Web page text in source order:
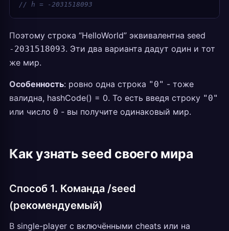
// h = -2031518093
Поэтому строка “HelloWorld” эквивалентна seed
-2031518093. Эти два варианта дадут один и тот
же мир.
Особенность: ровно одна строка "0" - тоже
валидна, hashCode() = 0. То есть введя строку "0"
или число 0 - вы получите одинаковый мир.
Как узнать seed своего мира
Способ 1. Команда /seed
(рекомендуемый)
В single-player с включёнными cheats или на